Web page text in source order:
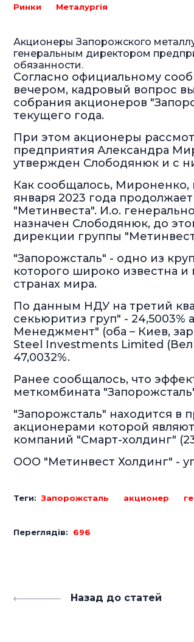
Ринки Металургія
Акционеры Запорожского
генеральным директором
обязанности.
Согласно официальному
вечером, кадровый вопрос
собрания акционеров
текущего года.
При этом акционеры
предприятия Александра
утвержден Слободянюк и с
Как сообщалось, Мироненко,
января 2023 года
"Метинвеста". И.о.
назначен Слободянюк, до
дирекции группы
"Запорожсталь" - одно из
которого широко известна
странах мира.
По данным НДУ на третий
секьюритиз груп" -
Менеджмент" (оба – Киев,
Steel Investments Limited
47,0032%.
Ранее сообщалось, что
меткомбината
"Запорожсталь" находится в
акционерами которой
компаний "Смарт-холдинг"
ООО "Метинвест Холдинг" -
Теги:Запорожсталь акционер
Переглядів: 696
Назад до статей